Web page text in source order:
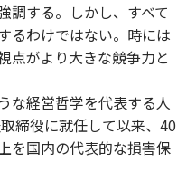
n
調する。しかし、すべて
るわけではない。時には
点がより大きな競争力と
な経営哲学を代表する人
締役に就任して以来、40
を国内の代表的な損害保